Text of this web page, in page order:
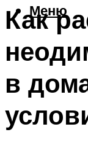
Меню
Как
в